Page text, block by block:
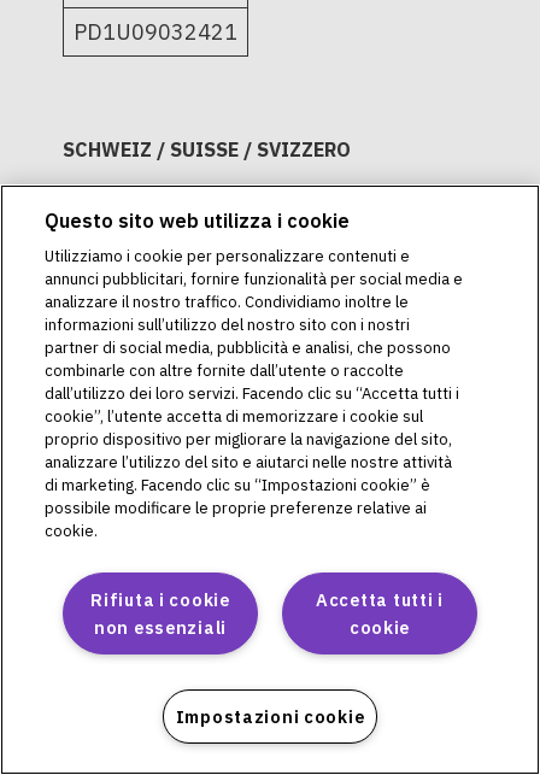
PD1U09032421
SCHWEIZ / SUISSE / SVIZZERO
Omnipod Insulin Management
System(Omnipod Eros)
L72509
L72511
L72513
L72514
L72515
Omnipod DASH
PD1U11132421
PD1U11142421
PD1U11152411
PD1U11162421
PD1U11182421
Questo sito web utilizza i cookie
Utilizziamo i cookie per personalizzare contenuti e
annunci pubblicitari, fornire funzionalità per social media e
analizzare il nostro traffico. Condividiamo inoltre le
informazioni sull’utilizzo del nostro sito con i nostri
partner di social media, pubblicità e analisi, che possono
combinarle con altre fornite dall’utente o raccolte
dall’utilizzo dei loro servizi. Facendo clic su “Accetta tutti i
cookie”, l’utente accetta di memorizzare i cookie sul
proprio dispositivo per migliorare la navigazione del sito,
analizzare l’utilizzo del sito e aiutarci nelle nostre attività
di marketing. Facendo clic su “Impostazioni cookie” è
possibile modificare le proprie preferenze relative ai
cookie.
Accetta tutti i
cookie
Rifiuta i cookie
non essenziali
Impostazioni cookie